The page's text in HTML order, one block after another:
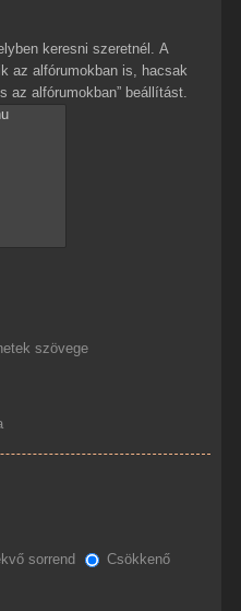
keresni szeretnél. A
az alfórumokban is, hacsak
az alfórumokban” beállítást.
szövege
sorrend
Csökkenő